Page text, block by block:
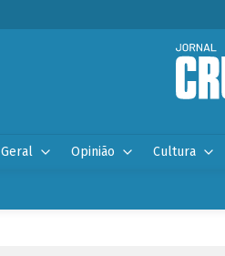
Geral Opinião Cultura